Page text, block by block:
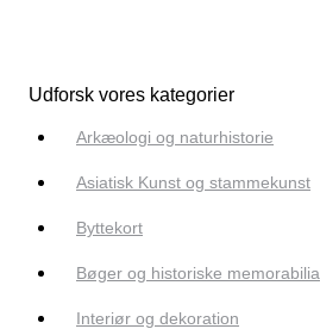
Udforsk vores kategorier
Arkæologi og naturhistorie
Asiatisk Kunst og stammekunst
Byttekort
Bøger og historiske memorabilia
Interiør og dekoration